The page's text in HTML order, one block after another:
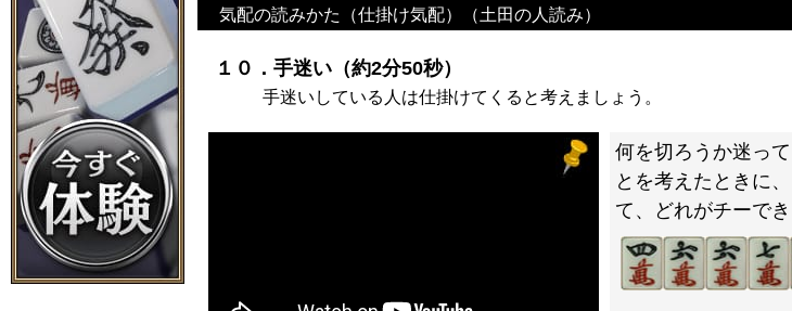
気配の読みかた（仕掛け気配）（土田の人読み）
１０．手迷い（約2分50秒）
手迷いしている人は仕掛けてくると考えましょう。
何を切ろうか迷っ
とを考えたときに
て、どれがチーで